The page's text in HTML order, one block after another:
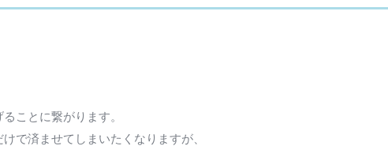
ことに繋がります。
で済ませてしまいたくなりますが、